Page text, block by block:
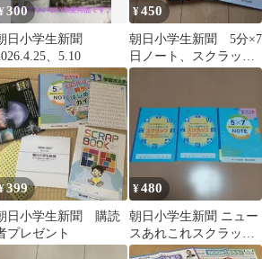
300
日小学生新聞
、5.10
¥450
朝日小学生新聞 5分×7
日ノート、スクラップ
ブック、桃鉄すごろく
399
日小学生新聞 購読
プレゼント
¥480
朝日小学生新聞 ニュー
スあれこれスクラップ
ブック、5分×7日NOTE